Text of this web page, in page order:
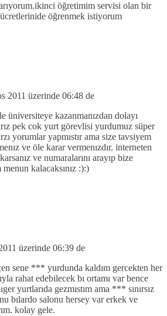
öğretimim servisi olan bir
öğrenmek istiyorum
2011 üzerinde 06:48 de
üniversiteye kazanmanızdan dolayı
pek cok yurt görevlisi yurdumuz süper
yorumlar yapmıstır ama size tavsiyem
ve öle karar vermenızdır. interneten
ve numaralarını arayıp bize
menun kalacaksınız :):)
üzerinde 06:39 de
sene *** yurdunda kaldım gercekten her
rahat edebilecek bı ortamı var bence
yurtlarıda gezmıstım ama *** sınırsız
bılardo salonu hersey var erkek ve
kolay gele.